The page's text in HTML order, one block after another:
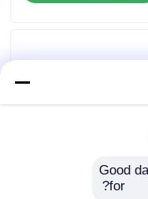
Good
for?